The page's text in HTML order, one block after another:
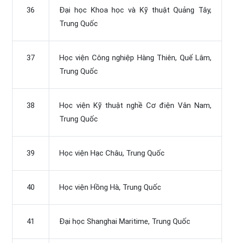
36
Đại học Khoa học và Kỹ thuật Quảng Tây,
Trung Quốc
37
Học viện Công nghiệp Hàng Thiên, Quế Lâm,
Trung Quốc
38
Học viện Kỹ thuật nghề Cơ điện Vân Nam,
Trung Quốc
39 Học viện Hạc Châu, Trung Quốc
40 Học viện Hồng Hà, Trung Quốc
41 Đại học Shanghai Maritime, Trung Quốc